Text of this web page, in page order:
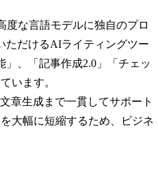
度な言語モデルに独自のプロ
ただけるAIライティングツー
」、「記事作成2.0」「チェッ
います。
章生成まで一貫してサポート
大幅に短縮するため、ビジネ